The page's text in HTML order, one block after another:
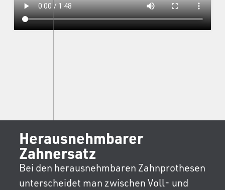
Herausnehmbarer
Zahnersatz
Bei den herausnehmbaren Zahnprothesen
unterscheidet man zwischen Voll- und